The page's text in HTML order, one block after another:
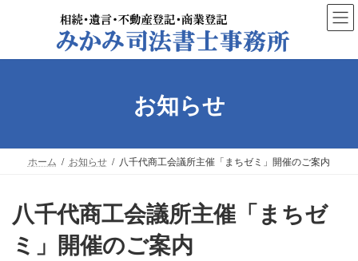
ン
ー
お知らせ
ホーム お知らせ 八千代商工会議所主催「まちゼミ」開催のご案内
八千代商工会議所主催「まちゼ
ミ」開催のご案内